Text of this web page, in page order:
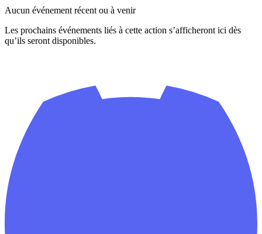
Aucun événement récent ou à venir
Les prochains événements liés à cette action s’afficheront ici dès
qu’ils seront disponibles.